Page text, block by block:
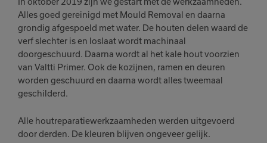
Alles goed gereinigd met Mould Removal en daarna
grondig afgespoeld met water. De houten delen waard de
verf slechter is en loslaat wordt machinaal
doorgeschuurd. Daarna wordt al het kale hout voorzien
van Valtti Primer. Ook de kozijnen, ramen en deuren
worden geschuurd en daarna wordt alles tweemaal
geschilderd.
Alle houtreparatiewerkzaamheden werden uitgevoerd
door derden. De kleuren blijven ongeveer gelijk.